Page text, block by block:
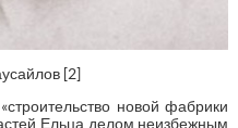
[2]
новой фабрики
Ельца делом неизбежным